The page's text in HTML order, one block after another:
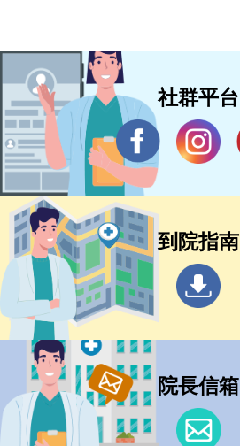
社群平台
到院指南
院長信箱